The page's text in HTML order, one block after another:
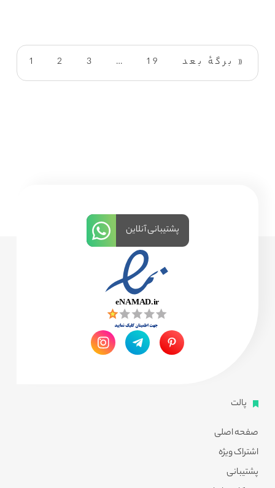
1 2 3 … 19 برگهٔ بعد »
پالت
صفحه اصلی
اشتراک ویژه
پشتیبانی
پشتیبانی آنلاین